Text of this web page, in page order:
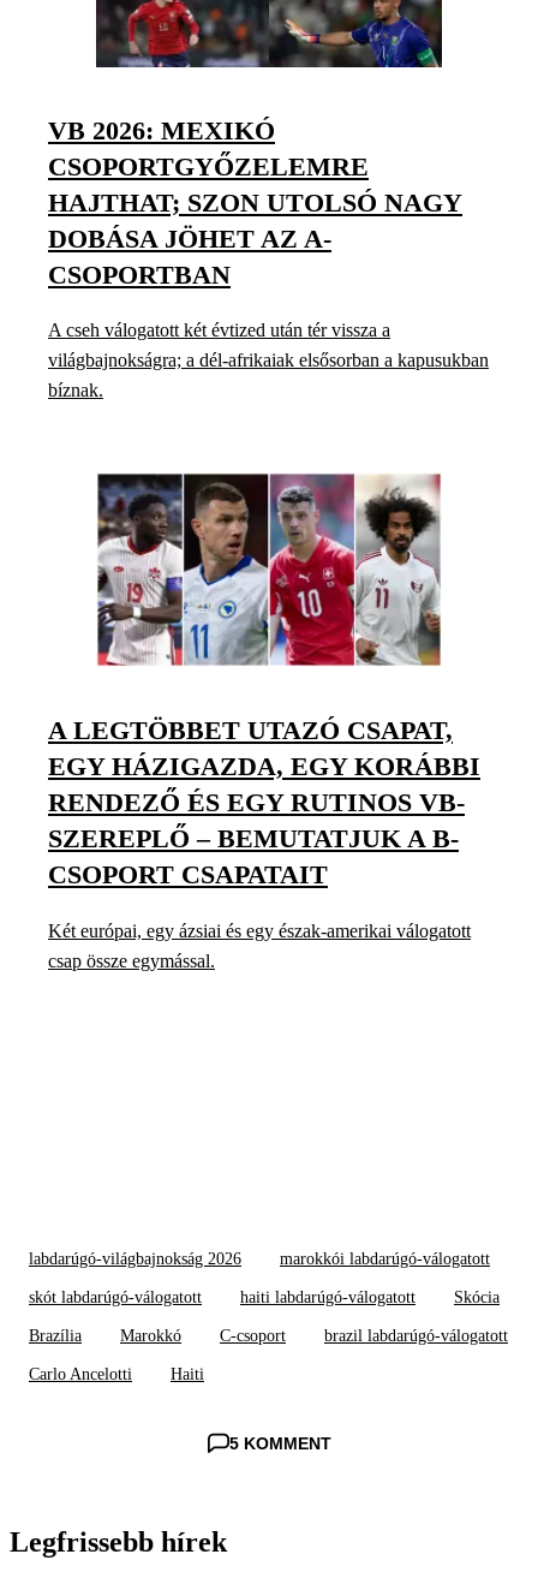
VB 2026: MEXIKÓ
CSOPORTGYŐZELEMRE
HAJTHAT; SZON UTOLSÓ NAGY
DOBÁSA JÖHET AZ A-
CSOPORTBAN
A cseh válogatott két évtized után tér vissza a
világbajnokságra; a dél-afrikaiak elsősorban a kapusukban
bíznak.
A LEGTÖBBET UTAZÓ CSAPAT,
EGY HÁZIGAZDA, EGY KORÁBBI
RENDEZŐ ÉS EGY RUTINOS VB-
SZEREPLŐ – BEMUTATJUK A B-
CSOPORT CSAPATAIT
Két európai, egy ázsiai és egy észak-amerikai válogatott
csap össze egymással.
labdarúgó-világbajnokság 2026 marokkói labdarúgó-válogatott
skót labdarúgó-válogatott haiti labdarúgó-válogatott Skócia
Brazília Marokkó C-csoport brazil labdarúgó-válogatott
Carlo Ancelotti Haiti
5 KOMMENT
Legfrissebb hírek